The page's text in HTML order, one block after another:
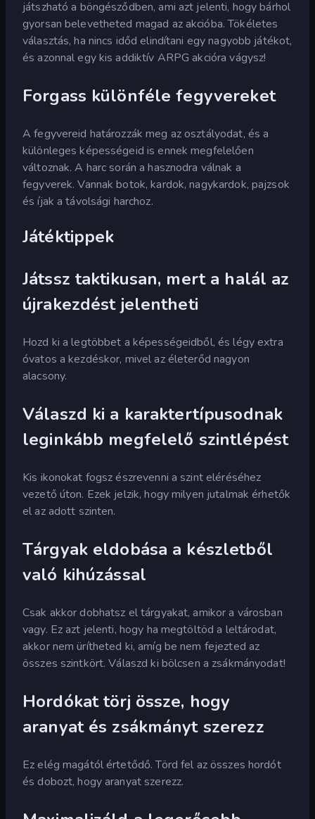
játszható a böngésződben, ami azt jelenti, hogy bárhol
gyorsan belevetheted magad az akcióba. Tökéletes
választás, ha nincs időd elindítani egy nagyobb játékot,
és azonnal egy kis addiktív ARPG akcióra vágysz!
Forgass különféle fegyvereket
A fegyvereid határozzák meg az osztályodat, és a
különleges képességeid is ennek megfelelően
változnak. A harc során a hasznodra válnak a
fegyverek. Vannak botok, kardok, nagykardok, pajzsok
és íjak a távolsági harchoz.
Játéktippek
Játssz taktikusan, mert a halál az
újrakezdést jelentheti
Hozd ki a legtöbbet a képességeidből, és légy extra
óvatos a kezdéskor, mivel az életerőd nagyon
alacsony.
Válaszd ki a karaktertípusodnak
leginkább megfelelő szintlépést
Kis ikonokat fogsz észrevenni a szint eléréséhez
vezető úton. Ezek jelzik, hogy milyen jutalmak érhetők
el az adott szinten.
Tárgyak eldobása a készletből
való kihúzással
Csak akkor dobhatsz el tárgyakat, amikor a városban
vagy. Ez azt jelenti, hogy ha megtöltöd a leltárodat,
akkor nem ürítheted ki, amíg be nem fejezted az
összes szintkört. Válaszd ki bölcsen a zsákmányodat!
Hordókat törj össze, hogy
aranyat és zsákmányt szerezz
Ez elég magától értetődő. Törd fel az összes hordót
és dobozt, hogy aranyat szerezz.